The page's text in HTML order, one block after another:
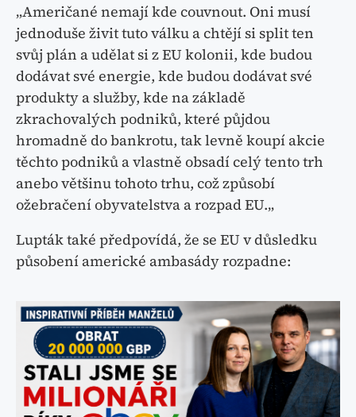
„Američané nemají kde couvnout. Oni musí
jednoduše živit tuto válku a chtějí si split ten
svůj plán a udělat si z EU kolonii, kde budou
dodávat své energie, kde budou dodávat své
produkty a služby, kde na základě
zkrachovalých podniků, které půjdou
hromadně do bankrotu, tak levně koupí akcie
těchto podniků a vlastně obsadí celý tento trh
anebo většinu tohoto trhu, což způsobí
ožebračení obyvatelstva a rozpad EU.„
Lupták také předpovídá, že se EU v důsledku
působení americké ambasády rozpadne: